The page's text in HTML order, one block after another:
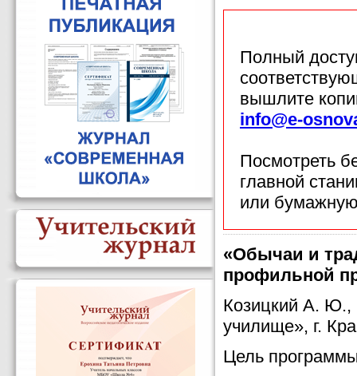
Полный
вышлите
info@e-
Посмотреть
главной
или
«Обычаи и
профильной
Козицкий А. Ю.,
училище», г.
Цель